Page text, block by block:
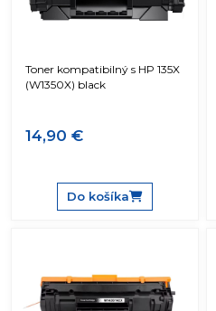
Toner kompatibilný s HP 135X
(W1350X) black
14,90 €
Do košíka